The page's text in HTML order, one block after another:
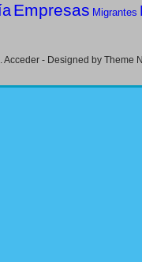
Empresas Migrantes
Acceder - Designed by Theme